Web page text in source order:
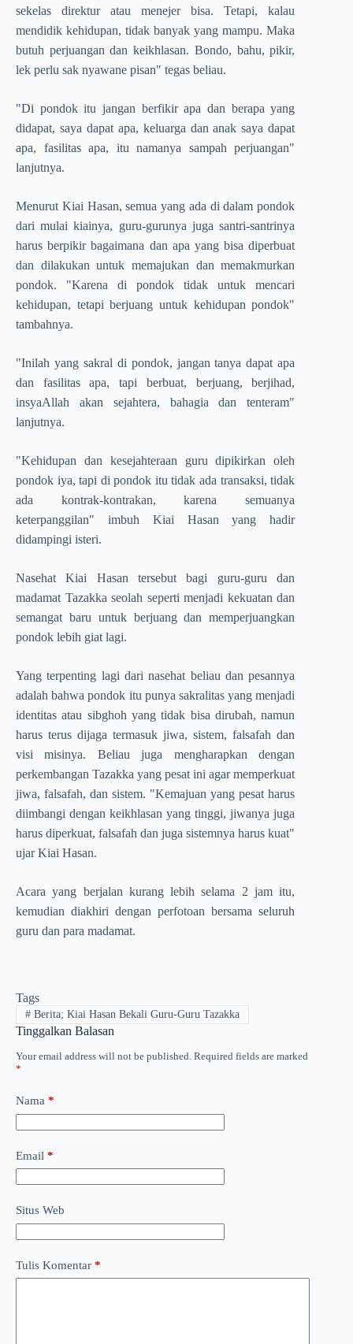
sekelas direktur atau menejer bisa. Tetapi, kalau
mendidik kehidupan, tidak banyak yang mampu. Maka
butuh perjuangan dan keikhlasan. Bondo, bahu, pikir,
lek perlu sak nyawane pisan" tegas beliau.
"Di pondok itu jangan berfikir apa dan berapa yang
didapat, saya dapat apa, keluarga dan anak saya dapat
apa, fasilitas apa, itu namanya sampah perjuangan"
lanjutnya.
Menurut Kiai Hasan, semua yang ada di dalam pondok
dari mulai kiainya, guru-gurunya juga santri-santrinya
harus berpikir bagaimana dan apa yang bisa diperbuat
dan dilakukan untuk memajukan dan memakmurkan
pondok. "Karena di pondok tidak untuk mencari
kehidupan, tetapi berjuang untuk kehidupan pondok"
tambahnya.
"Inilah yang sakral di pondok, jangan tanya dapat apa
dan fasilitas apa, tapi berbuat, berjuang, berjihad,
insyaAllah akan sejahtera, bahagia dan tenteram"
lanjutnya.
"Kehidupan dan kesejahteraan guru dipikirkan oleh
pondok iya, tapi di pondok itu tidak ada transaksi, tidak
ada kontrak-kontrakan, karena semuanya
keterpanggilan" imbuh Kiai Hasan yang hadir
didampingi isteri.
Nasehat Kiai Hasan tersebut bagi guru-guru dan
madamat Tazakka seolah seperti menjadi kekuatan dan
semangat baru untuk berjuang dan memperjuangkan
pondok lebih giat lagi.
Yang terpenting lagi dari nasehat beliau dan pesannya
adalah bahwa pondok itu punya sakralitas yang menjadi
identitas atau sibghoh yang tidak bisa dirubah, namun
harus terus dijaga termasuk jiwa, sistem, falsafah dan
visi misinya. Beliau juga mengharapkan dengan
perkembangan Tazakka yang pesat ini agar memperkuat
jiwa, falsafah, dan sistem. "Kemajuan yang pesat harus
diimbangi dengan keikhlasan yang tinggi, jiwanya juga
harus diperkuat, falsafah dan juga sistemnya harus kuat"
ujar Kiai Hasan.
Acara yang berjalan kurang lebih selama 2 jam itu,
kemudian diakhiri dengan perfotoan bersama seluruh
guru dan para madamat.
Tags
#Berita; Kiai Hasan Bekali Guru-Guru Tazakka
Tinggalkan Balasan
Your email address will not be published. Required fields are marked
*
Nama *
Email *
Situs Web
Tulis Komentar *